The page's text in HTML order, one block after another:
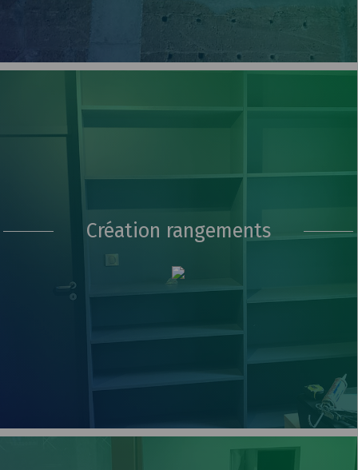
Création rangements